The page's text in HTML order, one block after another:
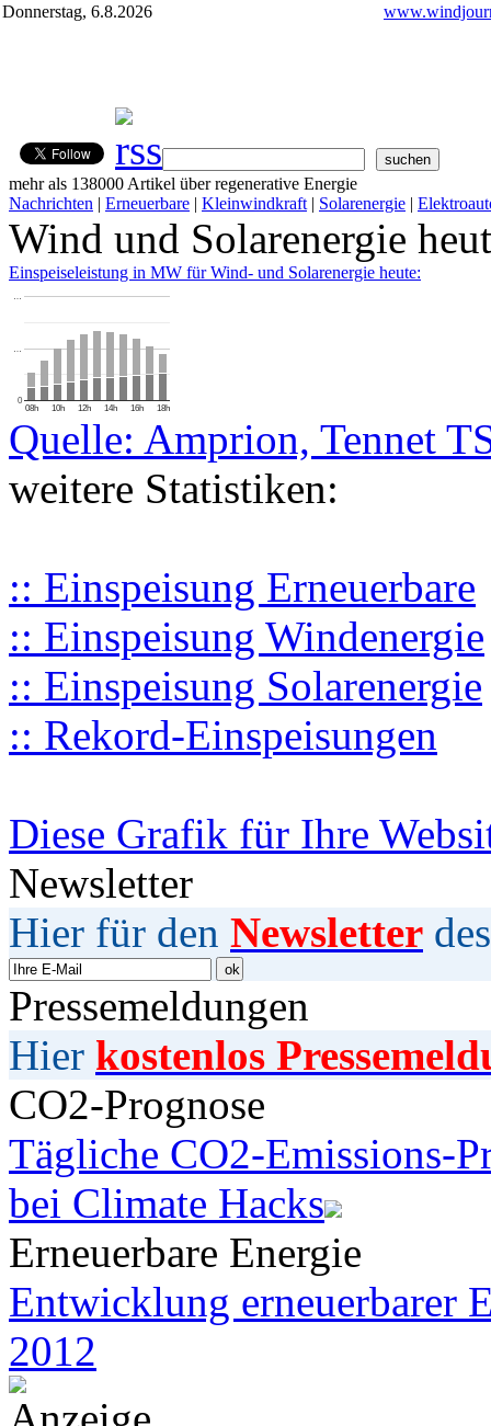
Donnerstag, 6.8.2026
mehr als 138000 Artikel über regenerative Energie
Nachrichten | Erneuerbare | Kleinwindkraft | Solarenergie |
Wind und Solarenergie
Einspeiseleistung in MW für Wind- und Solarenergie heute:
08h 10h 12h 14h 16h 18h
0
…
…
Quelle: Amprion, Tennet
weitere Statistiken:
:: Einspeisung Erneuerbare
:: Einspeisung Windenergie
:: Einspeisung Solarenergie
:: Rekord-Einspeisungen
Diese Grafik für Ihre
Newsletter
Hier für den Newsletter
Pressemeldungen
Hier kostenlos
CO2-Prognose
Tägliche CO2-Emissions-
bei Climate Hacks
Erneuerbare Energie
Entwicklung erneuerbarer
2012